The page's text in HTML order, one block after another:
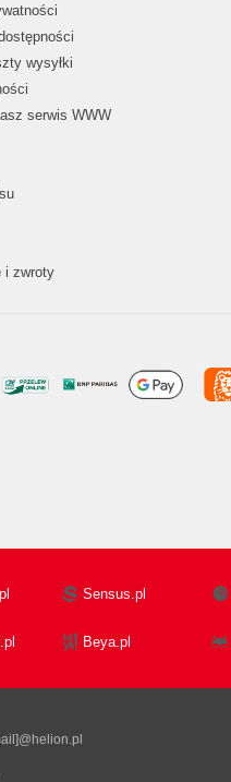
wysyłki
serwis WWW
i zwroty
Sensus.pl
Beya.pl